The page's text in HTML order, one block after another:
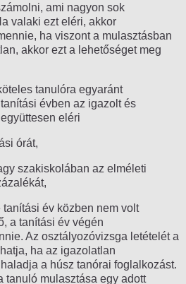
ami nagyon sok
valaki ezt eléri, akkor
ha viszont a mulasztásban
akkor ezt a lehetőséget meg
tanulóra egyaránt
évben az igazolt és
eléri
órát,
szakiskolában az elméleti
év közben nem volt
a tanítási év végén
Az osztályozóvizsga letételét a
ha az igazolatlan
a húsz tanórai foglalkozást.
tanuló mulasztása egy adott